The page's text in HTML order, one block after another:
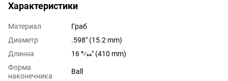
Характеристики
Материал
Граб
Диаметр
.598" (15.2 mm)
Длинна
16 9⁄64" (410 mm)
Форма
наконечника
Ball